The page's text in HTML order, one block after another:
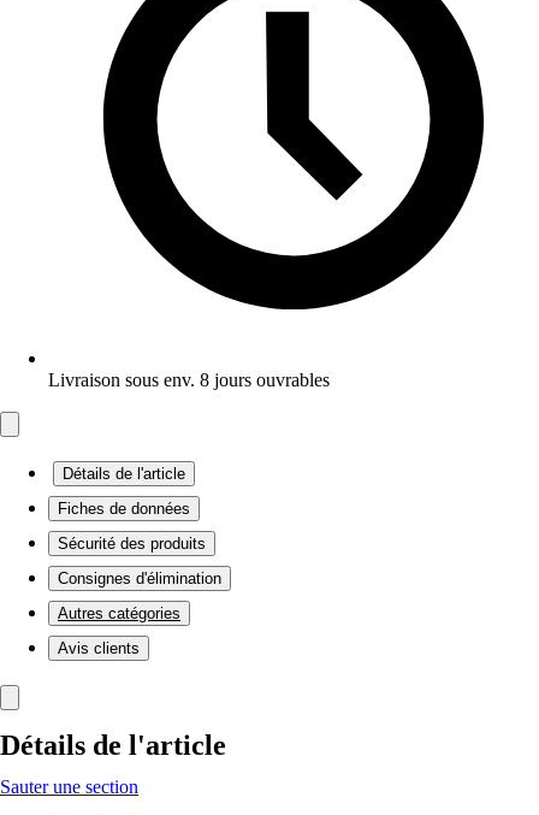
Livraison sous env. 8 jours ouvrables
Détails de l'article
Fiches de données
Sécurité des produits
Consignes d'élimination
Autres catégories
Avis clients
Détails de l'article
Sauter une section